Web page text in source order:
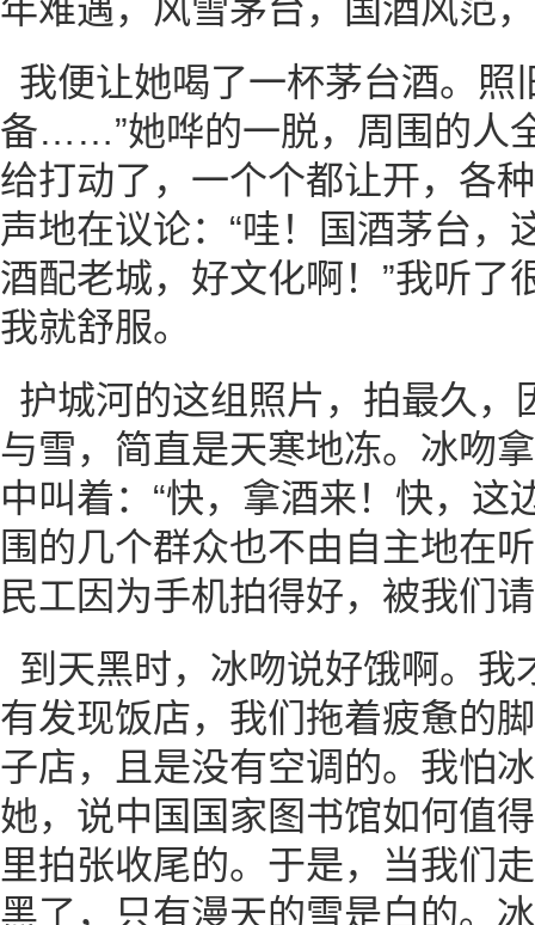
年难遇，风雪茅台，国酒风范
我便让她喝了一杯茅台酒。照
备……”她哗的一脱，周围的人
给打动了，一个个都让开，各
声地在议论：“哇！国酒茅台，
酒配老城，好文化啊！”我听了
我就舒服。
护城河的这组照片，拍最久，
与雪，简直是天寒地冻。冰吻
中叫着：“快，拿酒来！快，这
围的几个群众也不由自主地在
民工因为手机拍得好，被我们
到天黑时，冰吻说好饿啊。我
有发现饭店，我们拖着疲惫的
子店，且是没有空调的。我怕
她，说中国国家图书馆如何值
里拍张收尾的。于是，当我们
黑了，只有漫天的雪是白的。